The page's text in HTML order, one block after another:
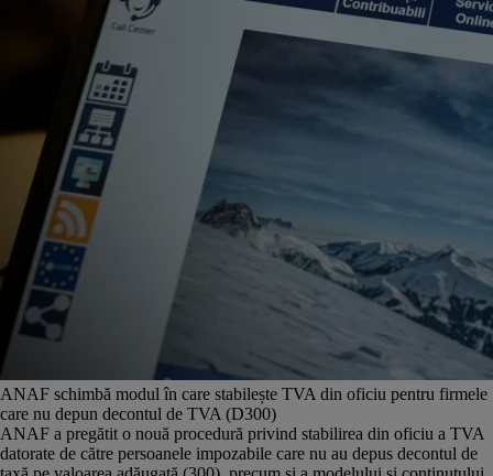
ANAF schimbă modul în care stabilește TVA din oficiu pentru firmele
care nu depun decontul de TVA (D300)
ANAF a pregătit o nouă procedură privind stabilirea din oficiu a TVA
datorate de către persoanele impozabile care nu au depus decontul de